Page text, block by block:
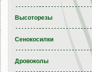
Высоторезы
Сенокосилки
Дровоколы